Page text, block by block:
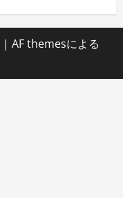
| AF themesによる